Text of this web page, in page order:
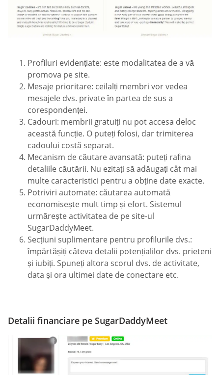
Profiluri evidențiate: este modalitatea de a vă
promova pe site.
Mesaje prioritare: ceilalți membri vor vedea
mesajele dvs. private în partea de sus a
corespondenței.
Cadouri: membrii gratuiți nu pot accesa deloc
această funcție. O puteți folosi, dar trimiterea
cadoului costă separat.
Mecanism de căutare avansată: puteți rafina
detaliile căutării. Nu ezitați să adăugați cât mai
multe caracteristici pentru a obține date exacte.
Potriviri automate: căutarea automată
economisește mult timp și efort. Sistemul
urmărește activitatea de pe site-ul
SugarDaddyMeet.
Secțiuni suplimentare pentru profilurile dvs.:
împărtășiți câteva detalii potențialilor dvs. prieteni
și iubiți. Spuneți altora scorul dvs. de activitate,
data și ora ultimei date de conectare etc.
Detalii financiare pe SugarDaddyMeet